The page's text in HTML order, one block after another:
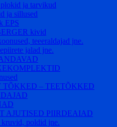
ja tarvikud
ja sillused
EPS
kivid
teeeraldajad jne.
jalad jne.
TÕKKED – TEETÕKKED
AJUTISED PIIRDEAIAD
poldid jne.